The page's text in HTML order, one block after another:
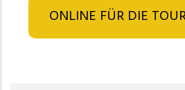
ONLINE FÜR DIE